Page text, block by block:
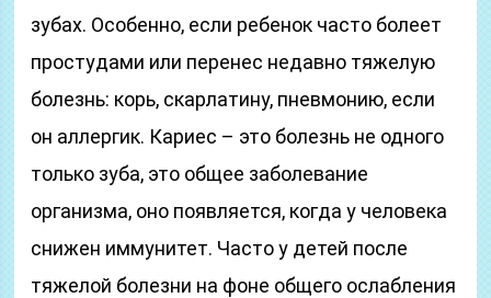
зубах. Особенно, если ребенок часто болеет
простудами или перенес недавно тяжелую
болезнь: корь, скарлатину, пневмонию, если
он аллергик. Кариес – это болезнь не одного
только зуба, это общее заболевание
организма, оно появляется, когда у человека
снижен иммунитет. Часто у детей после
тяжелой болезни на фоне общего ослабления